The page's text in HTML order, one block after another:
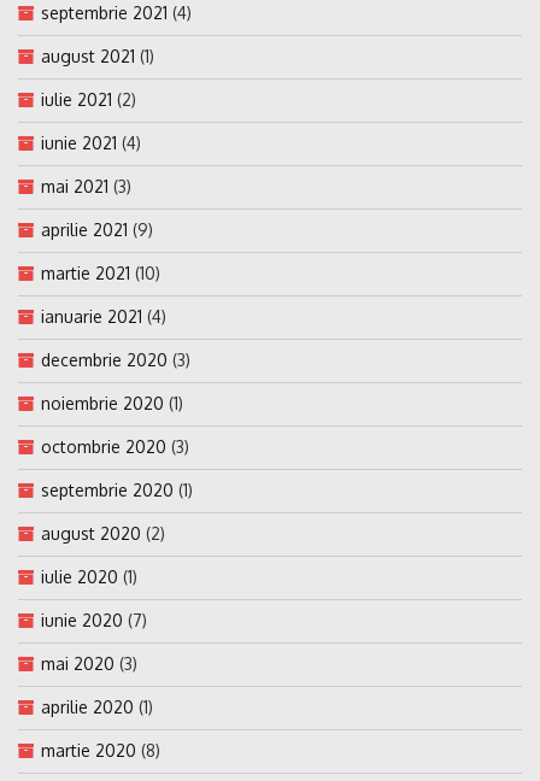
septembrie 2021 (4)
august 2021 (1)
iulie 2021 (2)
iunie 2021 (4)
mai 2021 (3)
aprilie 2021 (9)
martie 2021 (10)
ianuarie 2021 (4)
decembrie 2020 (3)
noiembrie 2020 (1)
octombrie 2020 (3)
septembrie 2020 (1)
august 2020 (2)
iulie 2020 (1)
iunie 2020 (7)
mai 2020 (3)
aprilie 2020 (1)
martie 2020 (8)